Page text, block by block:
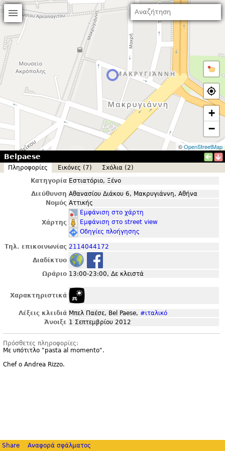
+
−
©OpenStreetMap
Belpaese
Πληροφορίες Εικόνες (7)
Σxόλια (2)
Κατηγορία Εστιατόριο, Ξένο
Διεύθυνση Αθανασίου Διάκου 6, Μακρυγιάννη, Αθήνα
Νομός Αττικής
Χάρτης
Εμφάνιση στο χάρτη
Εμφάνιση στο street view
Οδηγίες πλοήγησης
Τηλ. επικοινωνίας 2114044172
Διαδίκτυο
Ωράριο 13:00-23:00, Δε κλειστά
Χαρακτηριστικά
Λέξεις κλειδιά Μπελ Παέσε, Bel Paese, #ιταλικό
Άνοιξε 1 Σεπτεμβρίου 2012
Πρόσθετες πληροφορίες:
Με υπότιτλο "pasta al momento".
Chef ο Andrea Rizzo.
Share Αναφορά σφάλματος